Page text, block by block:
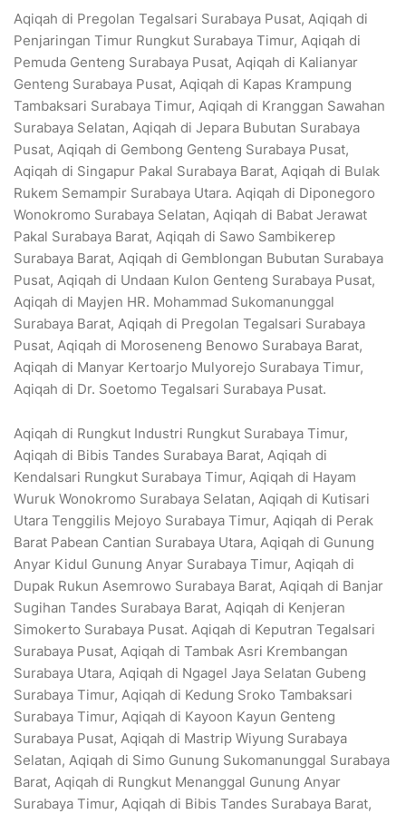
Aqiqah di Pregolan Tegalsari Surabaya Pusat, Aqiqah di
Penjaringan Timur Rungkut Surabaya Timur, Aqiqah di
Pemuda Genteng Surabaya Pusat, Aqiqah di Kalianyar
Genteng Surabaya Pusat, Aqiqah di Kapas Krampung
Tambaksari Surabaya Timur, Aqiqah di Kranggan Sawahan
Surabaya Selatan, Aqiqah di Jepara Bubutan Surabaya
Pusat, Aqiqah di Gembong Genteng Surabaya Pusat,
Aqiqah di Singapur Pakal Surabaya Barat, Aqiqah di Bulak
Rukem Semampir Surabaya Utara. Aqiqah di Diponegoro
Wonokromo Surabaya Selatan, Aqiqah di Babat Jerawat
Pakal Surabaya Barat, Aqiqah di Sawo Sambikerep
Surabaya Barat, Aqiqah di Gemblongan Bubutan Surabaya
Pusat, Aqiqah di Undaan Kulon Genteng Surabaya Pusat,
Aqiqah di Mayjen HR. Mohammad Sukomanunggal
Surabaya Barat, Aqiqah di Pregolan Tegalsari Surabaya
Pusat, Aqiqah di Moroseneng Benowo Surabaya Barat,
Aqiqah di Manyar Kertoarjo Mulyorejo Surabaya Timur,
Aqiqah di Dr. Soetomo Tegalsari Surabaya Pusat.
Aqiqah di Rungkut Industri Rungkut Surabaya Timur,
Aqiqah di Bibis Tandes Surabaya Barat, Aqiqah di
Kendalsari Rungkut Surabaya Timur, Aqiqah di Hayam
Wuruk Wonokromo Surabaya Selatan, Aqiqah di Kutisari
Utara Tenggilis Mejoyo Surabaya Timur, Aqiqah di Perak
Barat Pabean Cantian Surabaya Utara, Aqiqah di Gunung
Anyar Kidul Gunung Anyar Surabaya Timur, Aqiqah di
Dupak Rukun Asemrowo Surabaya Barat, Aqiqah di Banjar
Sugihan Tandes Surabaya Barat, Aqiqah di Kenjeran
Simokerto Surabaya Pusat. Aqiqah di Keputran Tegalsari
Surabaya Pusat, Aqiqah di Tambak Asri Krembangan
Surabaya Utara, Aqiqah di Ngagel Jaya Selatan Gubeng
Surabaya Timur, Aqiqah di Kedung Sroko Tambaksari
Surabaya Timur, Aqiqah di Kayoon Kayun Genteng
Surabaya Pusat, Aqiqah di Mastrip Wiyung Surabaya
Selatan, Aqiqah di Simo Gunung Sukomanunggal Surabaya
Barat, Aqiqah di Rungkut Menanggal Gunung Anyar
Surabaya Timur, Aqiqah di Bibis Tandes Surabaya Barat,